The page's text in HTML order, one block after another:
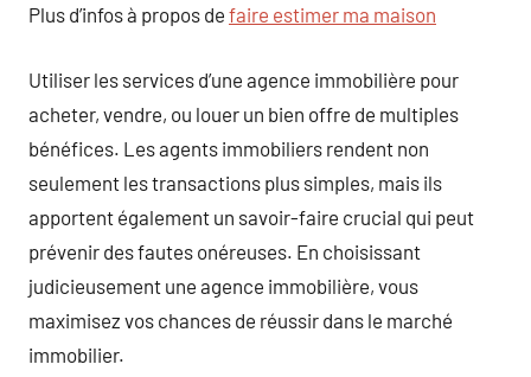
Plus d’infos à propos de faire estimer ma maison
Utiliser les services d’une agence immobilière pour
acheter, vendre, ou louer un bien offre de multiples
bénéfices. Les agents immobiliers rendent non
seulement les transactions plus simples, mais ils
apportent également un savoir-faire crucial qui peut
prévenir des fautes onéreuses. En choisissant
judicieusement une agence immobilière, vous
maximisez vos chances de réussir dans le marché
immobilier.